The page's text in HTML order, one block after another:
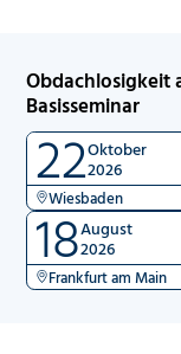
Obdachlosigkeit
Basisseminar
22Oktober
2026
Wiesbaden
18August
2026
Frankfurt am Main